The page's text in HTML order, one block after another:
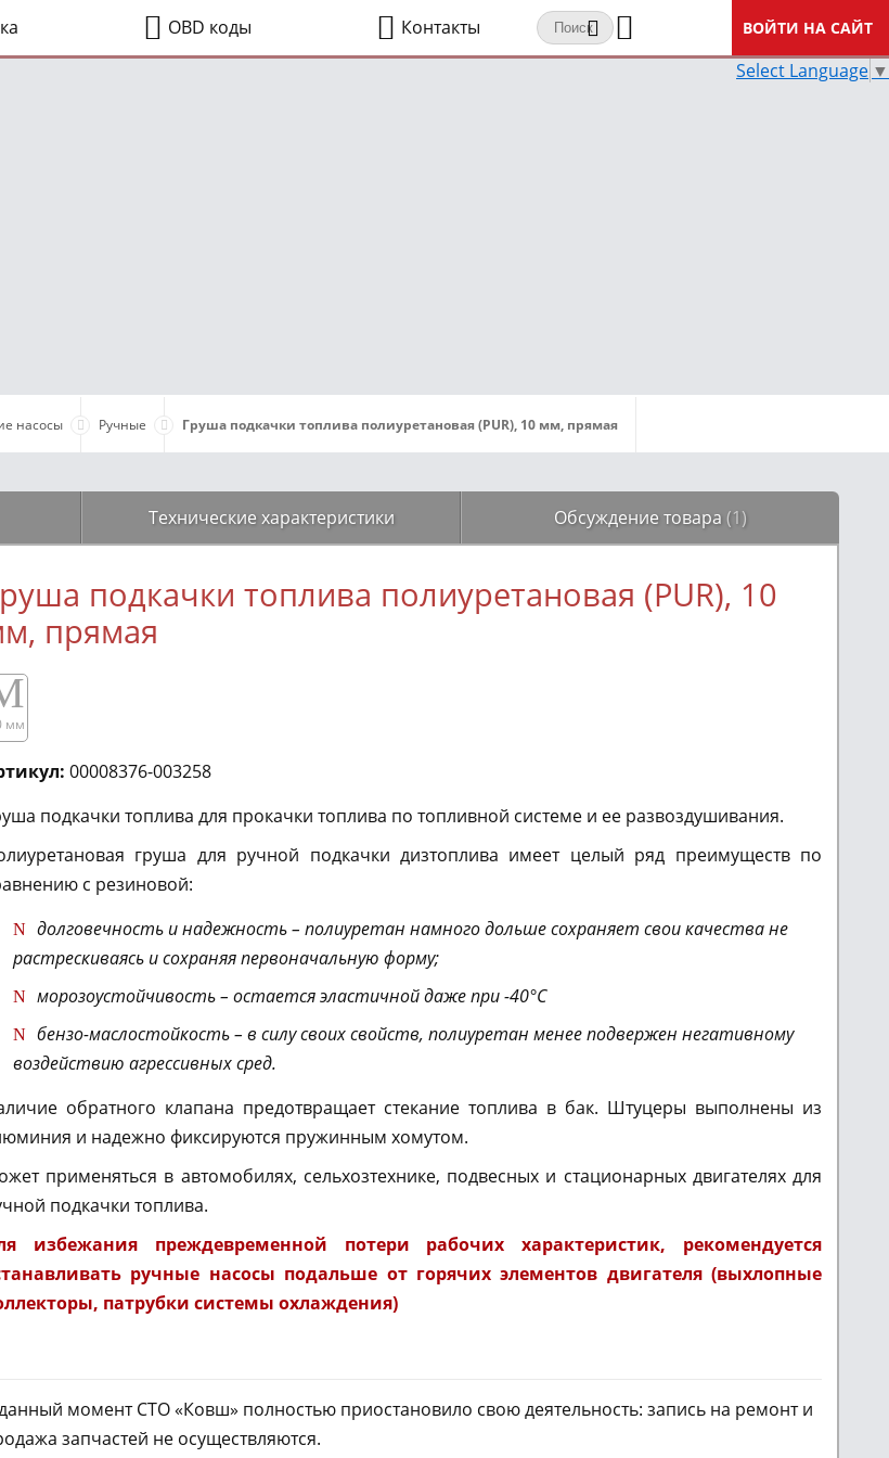
OBD коды Контакты ВОЙТИ НА САЙТ
Select Language ▼
насосы Ручные Груша подкачки топлива полиуретановая (PUR), 10 мм, прямая
Технические характеристики Обсуждение товара (1)
подкачки топлива полиуретановая (PUR), 10
прямая
мм
00008376-003258
подкачки топлива для прокачки топлива по топливной системе и ее развоздушивания.
груша для ручной подкачки дизтоплива имеет целый ряд преимуществ по
с резиновой:
долговечность и надежность – полиуретан намного дольше сохраняет свои качества не
растрескиваясь и сохраняя первоначальную форму;
морозоустойчивость – остается эластичной даже при -40°С
бензо-маслостойкость – в силу своих свойств, полиуретан менее подвержен негативному
воздействию агрессивных сред.
обратного клапана предотвращает стекание топлива в бак. Штуцеры выполнены из
и надежно фиксируются пружинным хомутом.
применяться в автомобилях, сельхозтехнике, подвесных и стационарных двигателях для
подкачки топлива.
избежания преждевременной потери рабочих характеристик, рекомендуется
ручные насосы подальше от горячих элементов двигателя (выхлопные
патрубки системы охлаждения)
момент СТО «Ковш» полностью приостановило свою деятельность: запись на ремонт и
запчастей не осуществляются.